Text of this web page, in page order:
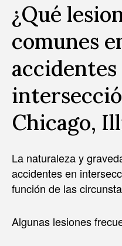
¿Qué
comunes
accidentes
Chicago,
La naturaleza y
accidentes en
función de las
Algunas lesiones